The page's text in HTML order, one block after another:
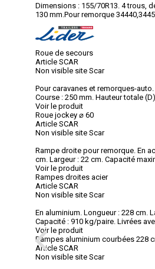
Dimensions : 155/70R13. 4 trous,
130 mm.Pour remorque
Roue de secours
Article SCAR
Non visible site Scar
Pour caravanes et remorques-auto.
Course : 250 mm. Hauteur totale (D)
Voir le produit
Roue jockey ⌀ 60
Article SCAR
Non visible site Scar
Rampe droite pour remorque. En
cm. Largeur : 22 cm. Capacité
Voir le produit
Rampes droites acier
Article SCAR
Non visible site Scar
En aluminium. Longueur : 228 cm.
Capacité : 910 kg/paire. Livrées
Voir le produit
Rampes aluminium courbées 228
Article SCAR
Non visible site Scar